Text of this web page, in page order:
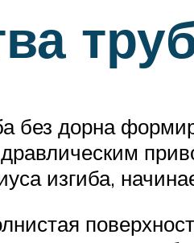
без дорна
изгиба,